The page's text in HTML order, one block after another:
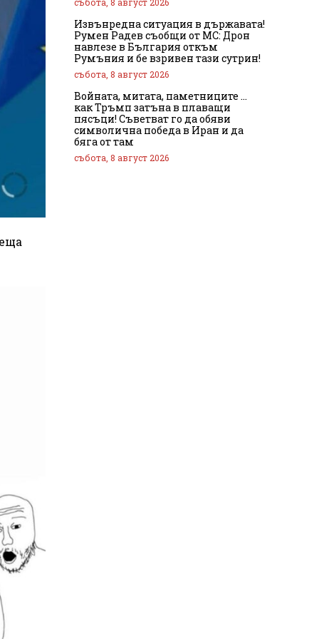
Извънредна ситуация в държавата!
Румен Радев съобщи от МС: Дрон
навлезе в България откъм
Румъния и бе взривен тази сутрин!
събота, 8 август 2026
Войната, митата, паметниците …
как Тръмп затъна в плаващи
пясъци! Съветват го да обяви
символична победа в Иран и да
бяга от там
събота, 8 август 2026